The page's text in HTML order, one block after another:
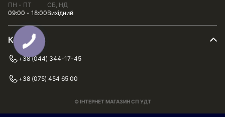
ПН - ПТ
09:00 - 18:00
СБ, НД
Вихідний
Контакти
+38 (044) 344-17-45
+38 (075) 454 65 00
© ІНТЕРНЕТ МАГАЗИН СП УДТ